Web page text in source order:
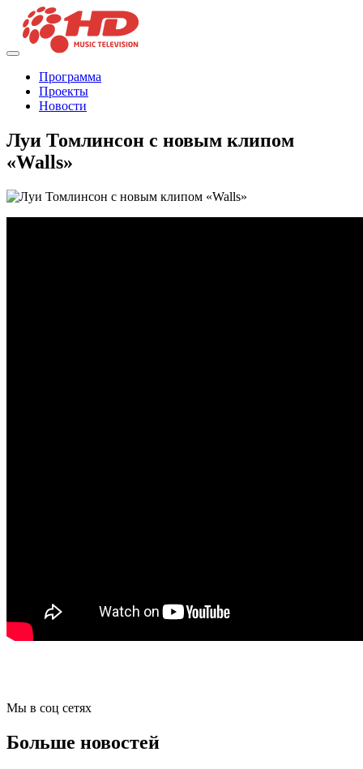
Программа
Проекты
Новости
Луи Томлинсон с новым клипом
«Walls»
Мы в соц сетях
Больше новостей